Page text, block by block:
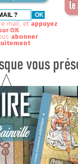
mail, et appuyez
OK
abonner